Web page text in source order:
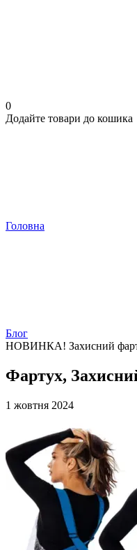
0
Додайте товари до кошика
Головна
Блог
НОВИНКА! Захисний
Фартух,
1 жовтня 2024